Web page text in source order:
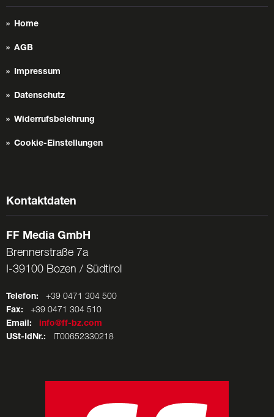
Home
AGB
Impressum
Datenschutz
Widerrufsbelehrung
Cookie-Einstellungen
Kontaktdaten
FF Media GmbH
Brennerstraße 7a
I-39100 Bozen / Südtirol
Telefon: +39 0471 304 500
Fax: +39 0471 304 510
Email:
info@ff-bz.com
USt-IdNr.: IT00652330218